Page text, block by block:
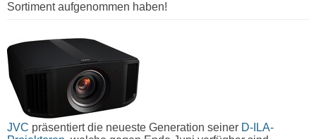
Sortiment aufgenommen haben!
JVC präsentiert die neueste Generation seiner D-ILA-